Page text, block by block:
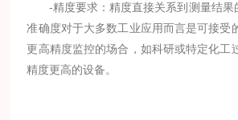
-精度要求：精度直接关系到测量结果
准确度对于大多数工业应用而言是可接受
更高精度监控的场合，如科研或特定化工
精度更高的设备。